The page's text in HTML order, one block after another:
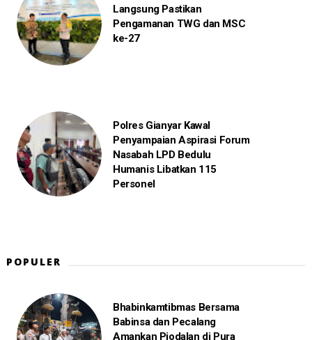
Langsung Pastikan
Pengamanan TWG dan MSC
ke-27
Polres Gianyar Kawal
Penyampaian Aspirasi Forum
Nasabah LPD Bedulu
Humanis Libatkan 115
Personel
POPULER
Bhabinkamtibmas Bersama
Babinsa dan Pecalang
Amankan Piodalan di Pura